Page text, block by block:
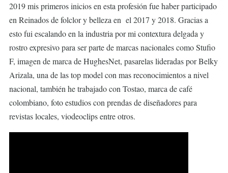
2019 mis primeros inicios en esta profesión fue haber participado
en Reinados de folclor y belleza en el 2017 y 2018. Gracias a
esto fui escalando en la industria por mi contextura delgada y
rostro expresivo para ser parte de marcas nacionales como Stufio
F, imagen de marca de HughesNet, pasarelas lideradas por Belky
Arizala, una de las top model con mas reconocimientos a nivel
nacional, también he trabajado con Tostao, marca de café
colombiano, foto estudios con prendas de diseñadores para
revistas locales, viodeoclips entre otros.